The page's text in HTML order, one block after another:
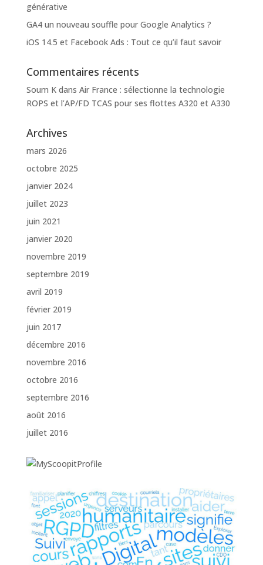
générative
GA4 un nouveau souffle pour Google Analytics ?
iOS 14.5 et Facebook Ads : Tout ce qu’il faut savoir
Commentaires récents
Soum Kdans Air France : sélectionne la technologie
ROPS et l’AP/FD TCAS pour ses flottes A320 et A330
Archives
mars 2026
octobre 2025
janvier 2024
juillet 2023
juin 2021
janvier 2020
novembre 2019
septembre 2019
avril 2019
février 2019
juin 2017
décembre 2016
novembre 2016
octobre 2016
septembre 2016
août 2016
juillet 2016